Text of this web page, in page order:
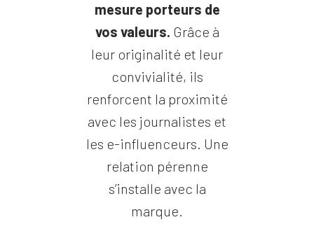
mesure porteurs de
vos valeurs. Grâce à
leur originalité et leur
convivialité, ils
renforcent la proximité
avec les journalistes et
les e-influenceurs. Une
relation pérenne
s’installe avec la
marque.